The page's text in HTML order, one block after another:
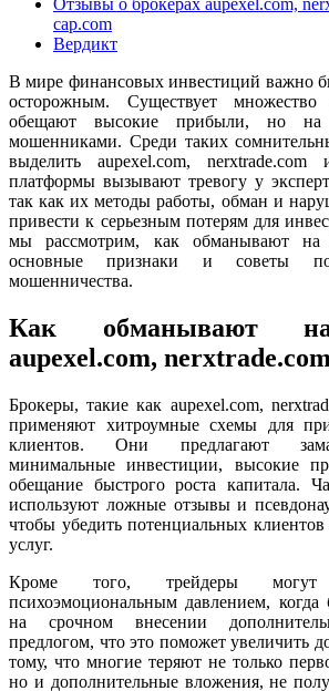
cap.com
Вердикт
В мире финансовых инвестиций важно
осторожным. Существует множество
обещают высокие прибыли, но на
мошенниками. Среди таких
выделить aupexel.com,
платформы вызывают тревогу у
так как их методы работы, обман и
привести к серьезным потерям для
мы рассмотрим, как обманывают на
основные признаки и советы по
мошенничества.
Как обманывают
aupexel.com,
Брокеры, такие как aupexel.com,
применяют хитроумные схемы для
клиентов. Они предлагают
минимальные инвестиции, высокие
обещание быстрого роста капитала.
используют ложные отзывы и
чтобы убедить потенциальных
услуг.
Кроме того, трейдеры могут
психоэмоциональным давлением, когда
на срочном внесении
предлогом, что это поможет увеличить
тому, что многие теряют не только
но и дополнительные вложения, не